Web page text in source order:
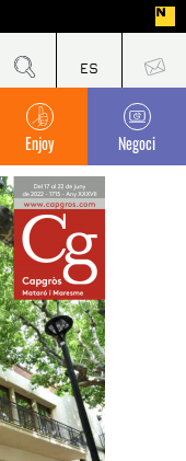
Enjoy Negoci